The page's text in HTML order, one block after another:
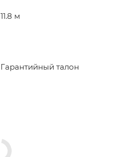
11.8 м
Гарантийный талон